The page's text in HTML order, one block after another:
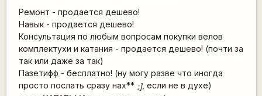
Ремонт - продается дешево!
Навык - продается дешево!
Консультация по любым вопросам покупки велов
комплектухи и катания - продается дешево! (почти за
так или даже за так)
Пазетифф - бесплатно! (ну могу разве что иногда
просто послать сразу нах** :], если не в духе)